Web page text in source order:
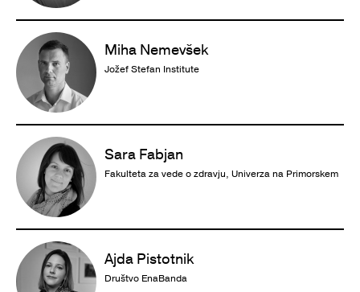
Miha Nemevšek
Jožef Stefan Institute
Sara Fabjan
Fakulteta za vede o zdravju, Univerza na Primorskem
Ajda Pistotnik
Društvo EnaBanda